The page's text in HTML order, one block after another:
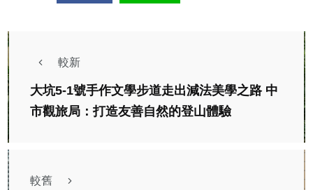
較新
大坑5-1號手作文學步道走出減法美學之路 中
市觀旅局：打造友善自然的登山體驗
較舊